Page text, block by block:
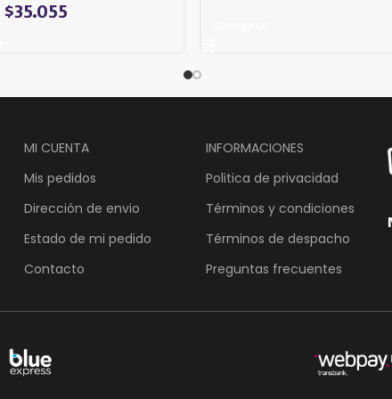
$35.055
MI CUENTA
Mis pedidos
Dirección de envio
Estado de mi pedido
Contacto
INFORMACIONES
Politica de privacidad
Términos y condiciones
Términos de despacho
Preguntas frecuentes